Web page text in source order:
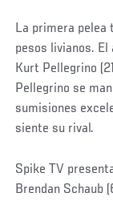
La primera pelea
pesos livianos. El
Kurt Pellegrino
Pellegrino se
sumisiones
siente su rival.
Spike TV
Brendan Schaub